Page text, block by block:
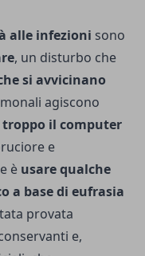
alle infezioni sono
, un disturbo che
si avvicinano
agiscono
troppo il computer
e
è usare qualche
a base di eufrasia
provata
e,